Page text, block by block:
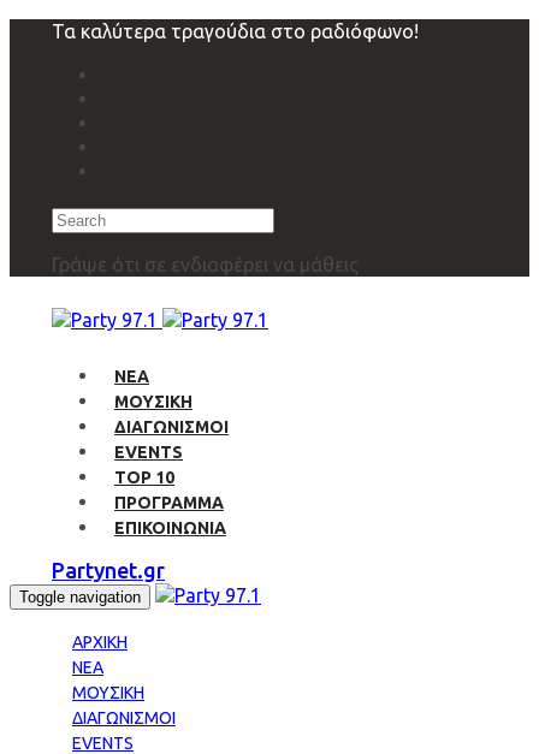
navigation
Τα καλύτερα τραγούδια στο ραδιόφωνο!
Search
Γράψε ότι σε ενδιαφέρει να μάθεις
ΝΕΑ
ΜΟΥΣΙΚΗ
ΔΙΑΓΩΝΙΣΜΟΙ
EVENTS
TOP 10
ΠΡΟΓΡΑΜΜΑ
ΕΠΙΚΟΙΝΩΝΙΑ
Partynet.gr
Toggle navigation
ΑΡΧΙΚΗ
ΝΕΑ
ΜΟΥΣΙΚΗ
ΔΙΑΓΩΝΙΣΜΟΙ
EVENTS